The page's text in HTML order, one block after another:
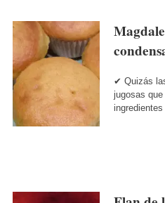
✔ Quizás
jugosas
ingredientes